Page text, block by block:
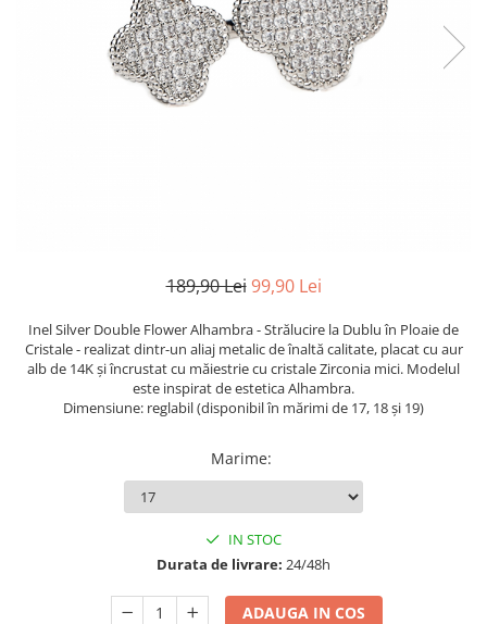
189,90 Lei 99,90 Lei
Inel Silver Double Flower Alhambra - Strălucire la Dublu în Ploaie de
Cristale - realizat dintr-un aliaj metalic de înaltă calitate, placat cu aur
alb de 14K și încrustat cu măiestrie cu cristale Zirconia mici. Modelul
este inspirat de estetica Alhambra.
Dimensiune: reglabil (disponibil în mărimi de 17, 18 și 19)
Marime:
IN STOC
Durata de livrare: 24/48h
ADAUGA IN COS